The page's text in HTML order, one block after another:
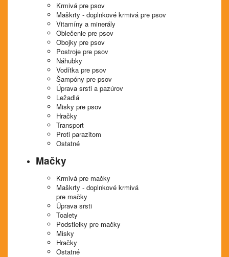
Krmivá pre psov
Maškrty - doplnkové krmivá pre psov
Vitamíny a minerály
Oblečenie pre psov
Obojky pre psov
Postroje pre psov
Náhubky
Vodítka pre psov
Šampóny pre psov
Úprava srsti a pazúrov
Ležadlá
Misky pre psov
Hračky
Transport
Proti parazitom
Ostatné
Mačky
Krmivá pre mačky
Maškrty - doplnkové krmivá
pre mačky
Úprava srsti
Toalety
Podstielky pre mačky
Misky
Hračky
Ostatné